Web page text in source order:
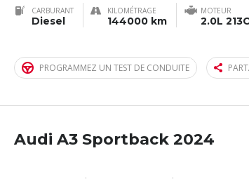
CARBURANT
Diesel
KILOMÉTRAGE
144000 km
MOTEUR
2.0L
PROGRAMMEZ UN TEST DE CONDUITE
Audi A3 Sportback 2024